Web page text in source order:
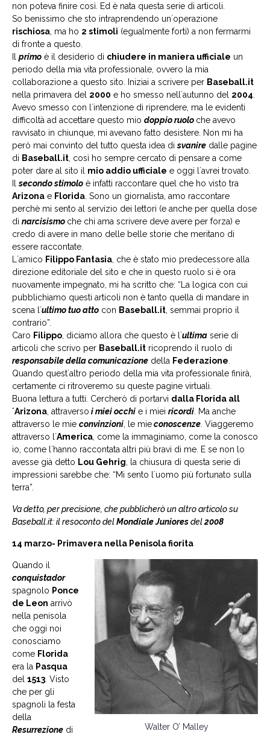
non poteva finire così. Ed è nata questa serie di articoli.
So benissimo che sto intraprendendo un´operazione
rischiosa , ma ho 2 stimoli (egualmente forti) a non fermarmi
di fronte a questo.
primo è il desiderio di chiudere in maniera ufficiale un
periodo della mia vita professionale, ovvero la mia
collaborazione a questo sito. Iniziai a scrivere per Baseball.it
nella primavera del 2000 e ho smesso nell´autunno del 2004
Avevo smesso con l´intenzione di riprendere, ma le evidenti
difficoltà ad accettare questo mio doppio ruolo che avevo
ravvisato in chiunque, mi avevano fatto desistere. Non mi ha
però mai convinto del tutto questa idea disvanire dalle pagine
di Baseball.it , così ho sempre cercato di pensare a come
poter dare al sito il mio addio ufficiale e oggi l´avrei trovato.
Ilsecondo stimolo è infatti raccontare quel che ho visto tra
Arizona e Florida . Sono un giornalista, amo raccontare
perchè mi sento al servizio dei lettori (e anche per quella dose
di narcisismo che chi ama scrivere deve avere per forza) e
credo di avere in mano delle belle storie che meritano di
essere raccontate.
L´amico Filippo Fantasia , che è stato mio predecessore alla
direzione editoriale del sito e che in questo ruolo si è ora
nuovamente impegnato, mi ha scritto che: “La logica con cui
pubblichiamo questi articoli non è tanto quella di mandare in
scena l´ultimo tuo atto con Baseball.it , semmai proprio il
contrario”.
Caro Filippo , diciamo allora che questo è l´ultima serie di
articoli che scrivo per Baseball.it ricoprendo il ruolo di
responsabile della comunicazione della Federazione
Quando quest´altro periodo della mia vita professionale finirà,
certamente ci ritroveremo su queste pagine virtuali.
Buona lettura a tutti. Cercherò di portarvi dalla Florida all
´Arizona , attraverso i miei occhi e i miei ricordi . Ma anche
attraverso le mie convinzioni , le mieconoscenze . Viaggeremo
attraverso l´America , come la immaginiamo, come la conosco
io, come l´hanno raccontata altri più bravi di me. E se non lo
avesse già detto Lou Gehrig , la chiusura di questa serie di
impressioni sarebbe che: “Mi sento l´uomo più fortunato sulla
terra”.
Va detto, per precisione, che pubblicherò un altro articolo su
Baseball.it: il resoconto delMondiale Junioresdel2008
14 marzo- Primavera nella Penisola fiorita
Walter O’ Malley
Quando il
conquistador
spagnolo Ponce
de Leon arrivò
nella penisola
che oggi noi
conosciamo
come Florida
era la Pasqua
del 1513 . Visto
che per gli
spagnoli la festa
della
Resurrezione di